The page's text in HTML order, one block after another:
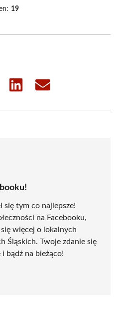
19
Share
Share
tym co najlepsze!
na Facebooku,
więcej o lokalnych
Śląskich. Twoje zdanie się
bądź na bieżąco!